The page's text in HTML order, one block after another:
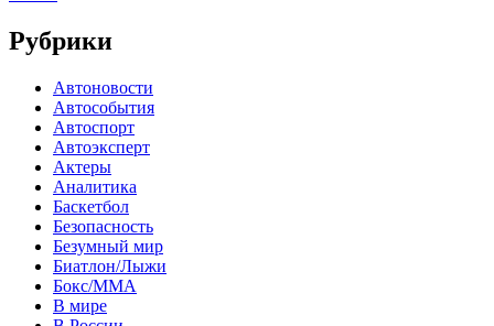
Рубрики
Автоновости
Автособытия
Автоспорт
Автоэксперт
Актеры
Аналитика
Баскетбол
Безопасность
Безумный мир
Биатлон/Лыжи
Бокс/MMA
В мире